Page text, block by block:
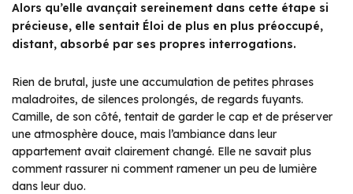
Alors qu’elle avançait sereinement dans cette étape si
précieuse, elle sentait Éloi de plus en plus préoccupé,
distant, absorbé par ses propres interrogations.
Rien de brutal, juste une accumulation de petites phrases
maladroites, de silences prolongés, de regards fuyants.
Camille, de son côté, tentait de garder le cap et de préserver
une atmosphère douce, mais l’ambiance dans leur
appartement avait clairement changé. Elle ne savait plus
comment rassurer ni comment ramener un peu de lumière
dans leur duo.